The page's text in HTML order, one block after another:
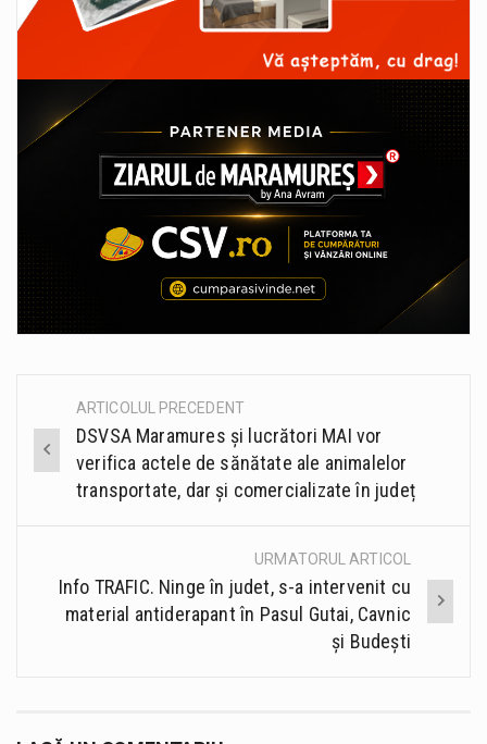
Post
navigation
ARTICOLUL PRECEDENT
DSVSA Maramures și lucrători MAI vor
verifica actele de sănătate ale animalelor
transportate, dar și comercializate în județ
URMATORUL ARTICOL
Info TRAFIC. Ninge în judet, s-a intervenit cu
material antiderapant în Pasul Gutai, Cavnic
și Budești